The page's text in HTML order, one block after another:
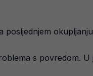
s povredom. U